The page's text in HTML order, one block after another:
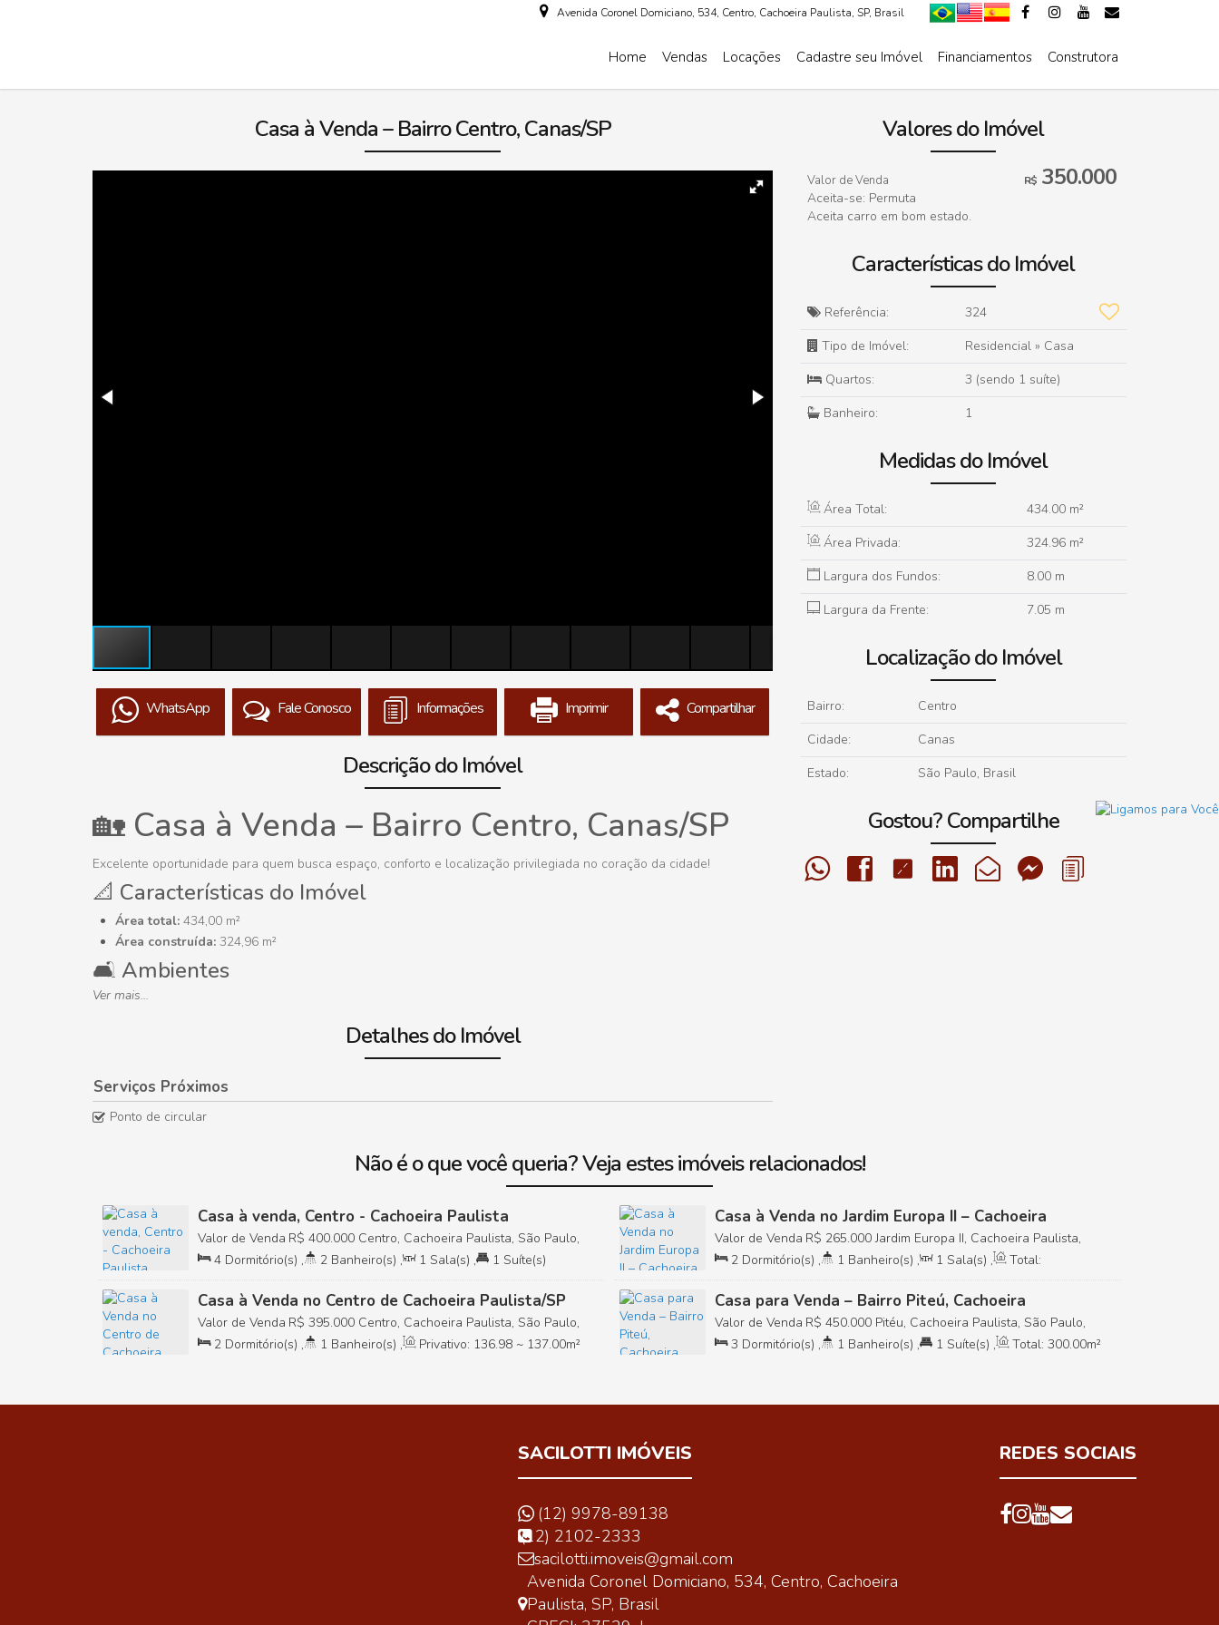
Avenida Coronel Domiciano, 534, Centro, Cachoeira Paulista, SP, Brasil
Construtora
Financiamentos
Cadastre seu Imóvel
Locações
Vendas
Home
Casa à Venda – Bairro Centro, Canas/SP
WhatsApp Fale Conosco Informações Imprimir Compartilhar
Descrição do Imóvel
🏡 Casa à Venda – Bairro Centro, Canas/SP
Excelente oportunidade para quem busca espaço, conforto e localização privilegiada no coração da cidade!
📐 Características do Imóvel
Área total: 434,00 m²
Área construída: 324,96 m²
🛋️ Ambientes
03 quartos, sendo 01 suíte
Quintal espaçoso
Garagem para 02 veículos
Ver mais...
Detalhes do Imóvel
Serviços Próximos
Ponto de circular
Valores do Imóvel
R$ 350.000
Valor de Venda
Aceita-se: Permuta
Aceita carro em bom estado.
Características do Imóvel
Referência:
324
Tipo de Imóvel:
Residencial » Casa
Quartos:
3 (sendo 1 suíte)
Banheiro:
1
Medidas do Imóvel
Área Total: 434.00 m²
Área Privada:
324.96 m²
Largura dos Fundos:
8.00 m
Largura da Frente:
7.05 m
Localização do Imóvel
Bairro:
Centro
Cidade:
Canas
Estado:
São Paulo, Brasil
Gostou? Compartilhe
Não é o que você queria? Veja estes imóveis relacionados!
Casa à venda, Centro - Cachoeira Paulista
R$ 400.000
Valor de Venda
Centro, Cachoeira Paulista, São Paulo,
Brasil
4 Dormitório(s) , 2 Banheiro(s) , 1 Sala(s) , 1 Suíte(s)
Casa à Venda no Jardim Europa II – Cachoeira
Paulista/SP R$ 265.000
Valor de Venda
Jardim Europa II, Cachoeira Paulista,
São Paulo, Brasil
2 Dormitório(s) , 1 Banheiro(s) , 1 Sala(s) ,
Total:
Casa à Venda no Centro de Cachoeira Paulista/SP
R$ 395.000
Valor de Venda
Centro, Cachoeira Paulista, São Paulo,
Brasil
2 Dormitório(s) , 1 Banheiro(s) , Privativo: 136.98~ 137.00m²
Casa para Venda – Bairro Piteú, Cachoeira
Paulista/SP R$ 450.000
Valor de Venda
Pitéu, Cachoeira Paulista, São Paulo,
Brasil
3 Dormitório(s) , 1 Banheiro(s) , 1 Suíte(s) , Total: 300.00m²
SACILOTTI IMÓVEIS
(12) 9978-89138
(12) 2102-2333
sacilotti.imoveis@gmail.com
Avenida Coronel Domiciano, 534, Centro, Cachoeira
Paulista, SP, Brasil
REDES SOCIAIS